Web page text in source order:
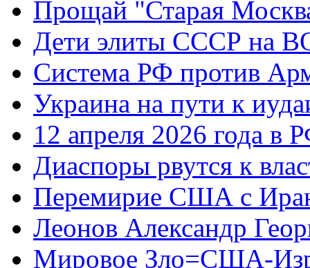
Прощай "Старая
Дети элиты СССР на
Система РФ против
Украина на пути к
12 апреля 2026 года в
Диаспоры рвутся к
Перемирие США с
Леонов Александр
Мировое Зло=США-